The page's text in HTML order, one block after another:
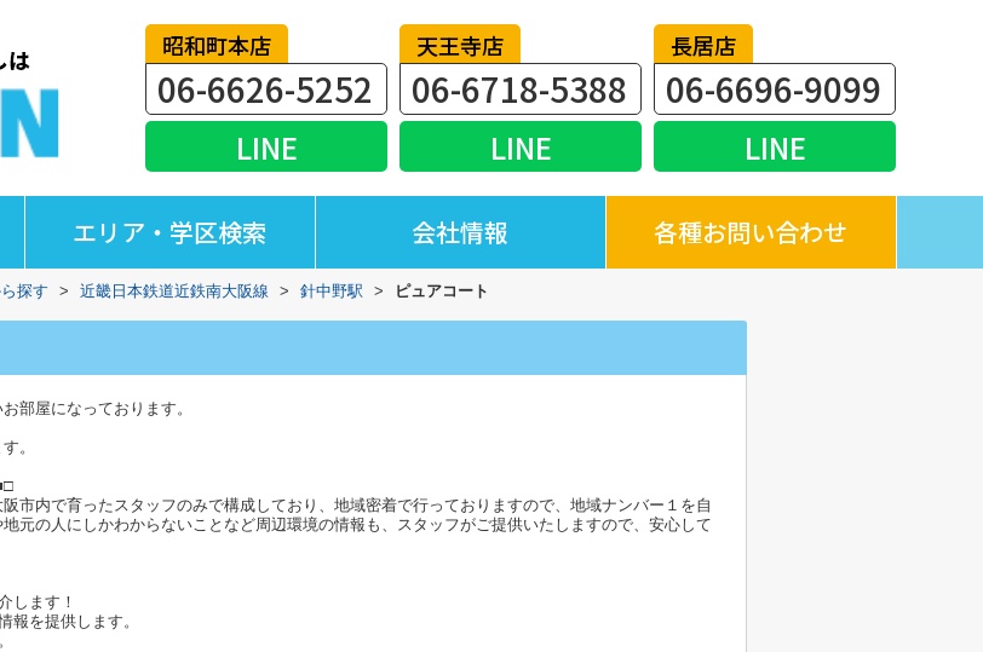
昭和町本店
06-6626-5252
LINE
天王寺店
06-6718-5388
LINE
長居店
06-6696-9099
LINE
エリア・学区検索 会社情報 各種お問い合わせ
探す > 近畿日本鉄道近鉄南大阪線 > 針中野駅 > ピュアコート
部屋になっております。
。
市内で育ったスタッフのみで構成しており、地域密着で行っておりますので、地域ナンバー１を自
元の人にしかわからないことなど周辺環境の情報も、スタッフがご提供いたしますので、安心して
します！
報を提供します。